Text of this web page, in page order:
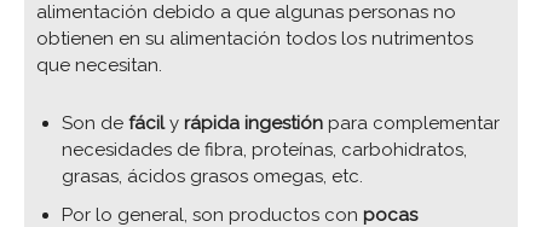
alimentación debido a que algunas personas no
obtienen en su alimentación todos los nutrimentos
que necesitan.
Son de fácily rápida ingestión para complementar
necesidades de fibra, proteínas, carbohidratos,
grasas, ácidos grasos omegas, etc.
Por lo general, son productos con pocas